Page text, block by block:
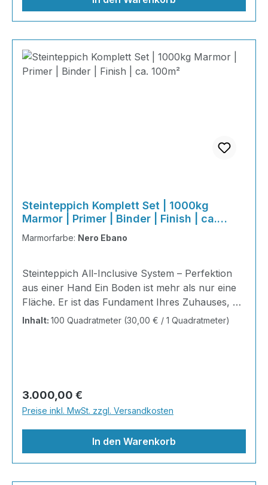
Steinteppich Komplett Set | 1000kg
Marmor | Primer | Binder | Finish | ca.
100m²
Marmorfarbe: Nero Ebano
Steinteppich All-Inclusive System – Perfektion
aus einer Hand Ein Boden ist mehr als nur eine
Fläche. Er ist das Fundament Ihres Zuhauses, die
Bühne Ihres Alltags, die Basis für jedes Gefühl
kompromisslos hochwertig. Wohnraum-
Steinteppich aus echtem italienischen
Naturmarmor – pflegeleicht, farbecht und
individuell in der Gestaltung!
Inhalt: 100 Quadratmeter (30,00 € / 1 Quadratmeter)
Regulärer Preis:
3.000,00 €
Preise inkl. MwSt. zzgl. Versandkosten
In den Warenkorb